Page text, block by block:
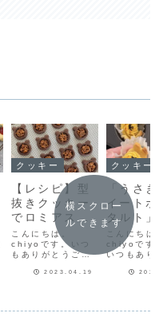
クッキー
【レシピ】型
抜きクッキー
でロミアス風
クッキー【く
まのキャラメ
ルナッツクッ
キー♥ココア
こんにちは。
chiyoです。いつ
もありがとうござ
ャラメルナッツク
2023.04.19
クッキー
「うさ
イートポ
タルト」
てかわ
つまいも
ーツ♡タ
風スイ
こんにちは
chiyoです
いつもあり
ンドプード
横スクロー
ルできます